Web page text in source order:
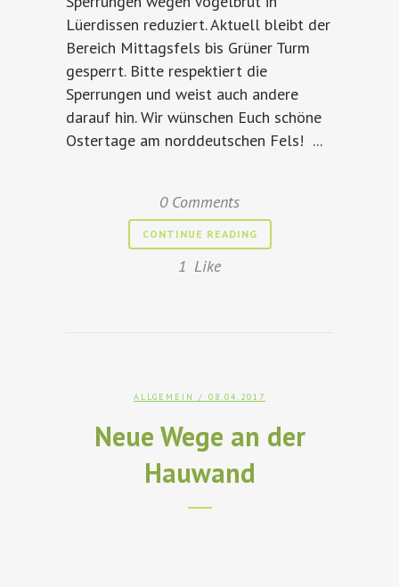
Lüerdissen reduziert. Aktuell bleibt der
Bereich Mittagsfels bis Grüner Turm
gesperrt. Bitte respektiert die
Sperrungen und weist auch andere
darauf hin. Wir wünschen Euch schöne
Ostertage am norddeutschen Fels! ...
0 Comments
CONTINUE READING
1 Like
ALLGEMEIN / 08.04.2017
Neue Wege an der
Hauwand